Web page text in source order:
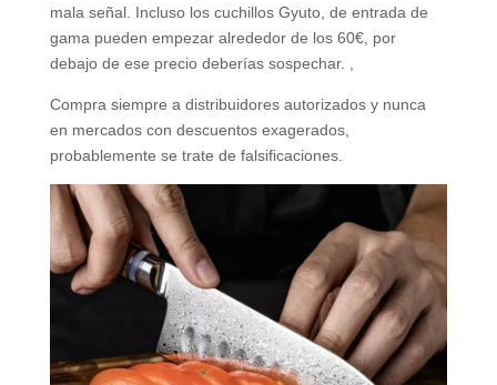
mala señal. Incluso los cuchillos Gyuto, de entrada de
gama pueden empezar alrededor de los 60€, por
debajo de ese precio deberías sospechar. ,
Compra siempre a distribuidores autorizados y nunca
en mercados con descuentos exagerados,
probablemente se trate de falsificaciones.